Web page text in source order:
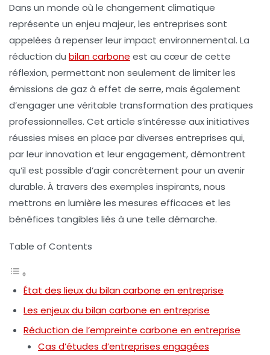
Dans un monde où le changement climatique
représente un enjeu majeur, les entreprises sont
appelées à repenser leur impact environnemental. La
réduction du bilan carbone est au cœur de cette
réflexion, permettant non seulement de limiter les
émissions de gaz à effet de serre, mais également
d’engager une véritable transformation des pratiques
professionnelles. Cet article s’intéresse auxinitiatives
réussies mises en place par diverses entreprises qui,
par leur innovation et leur engagement, démontrent
qu’il est possible d’agir concrètement pour un avenir
durable. À travers des exemples inspirants, nous
mettrons en lumière les mesures efficaces et les
bénéfices tangibles liés à une telle démarche.
Table of Contents
État des lieux du bilan carbone en entreprise
Les enjeux du bilan carbone en entreprise
Réduction de l’empreinte carbone en entreprise
Cas d’études d’entreprises engagées